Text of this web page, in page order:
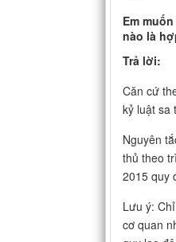
Em
nào là
Trả lời:
Căn cứ
kỷ luật sa
Nguyên
thủ theo
2015 quy
Lưu ý:
cơ quan